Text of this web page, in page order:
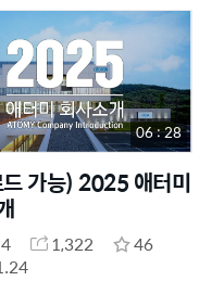
발행물 06 : 28
가능) 2025 애터미
1,322
46